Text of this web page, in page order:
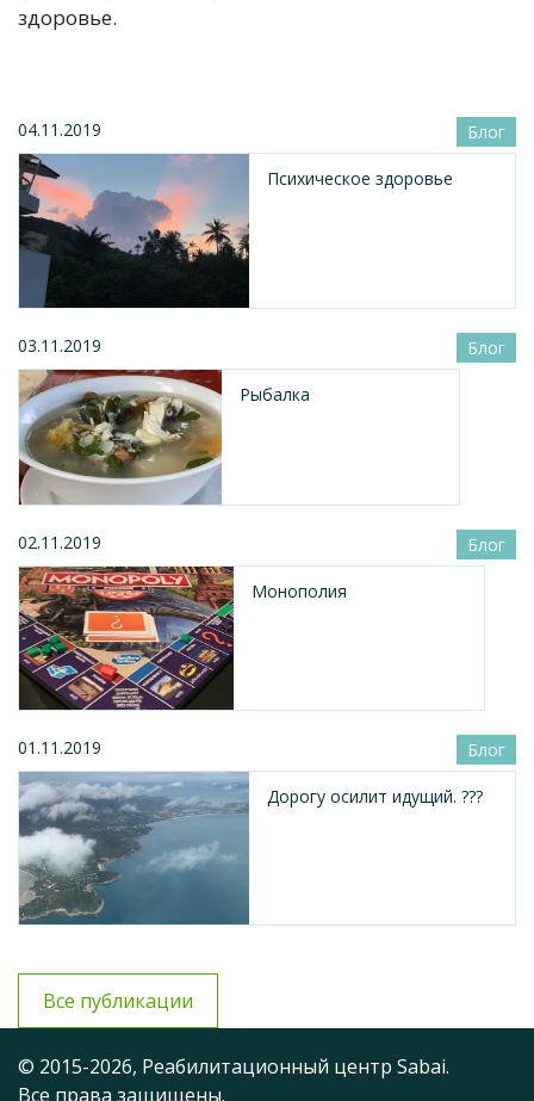
здоровье.
04.11.2019 Блог
Психическое здоровье
03.11.2019 Блог
Рыбалка
02.11.2019 Блог
Монополия
01.11.2019 Блог
Дорогу осилит идущий. ???
Все публикации
© 2015-2026, Реабилитационный центр Sabai.
Все права защищены.